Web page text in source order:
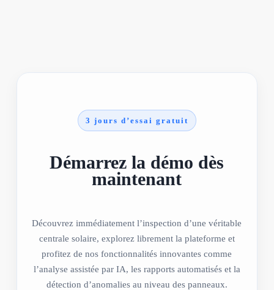
3 jours d’essai gratuit
Démarrez la démo dès
maintenant
Découvrez immédiatement l’inspection d’une véritable
centrale solaire, explorez librement la plateforme et
profitez de nos fonctionnalités innovantes comme
l’analyse assistée par IA, les rapports automatisés et la
détection d’anomalies au niveau des panneaux.